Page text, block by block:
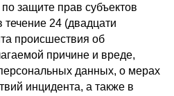
защите прав субъектов
24 (двадцати
происшествия об
причине и вреде,
данных, о мерах
инцидента, а также в